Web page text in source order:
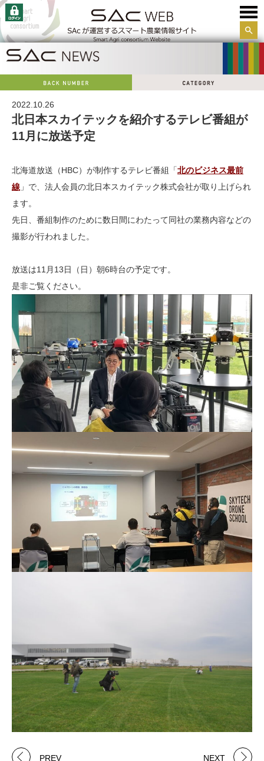
サイ
2022.10.26
北日本スカイテックを紹介するテレビ番組が
11月に放送予定
北海道放送（HBC）が制作するテレビ番組「北のビジネス最前
線 」で、法人会員の北日本スカイテック株式会社が取り上げられ
ます。
先日、番組制作のために数日間にわたって同社の業務内容などの
撮影が行われました。
放送は11月13日（日）朝6時台の予定です。
是非ご覧ください。
PREV NEXT